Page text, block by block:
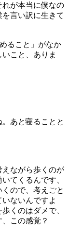
が本当に僕なの
言い訳に生きて
ること」がなか
こと、ありま
あと寝ることと
ながら歩くのが
てくるんです、
ので、考えごと
ないんですよ
くのはダメで、
この感覚？